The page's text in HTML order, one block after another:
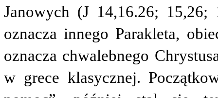
Janowych (J 14,16.26;
oznacza innego Parakleta,
oznacza chwalebnego
w grece klasycznej.